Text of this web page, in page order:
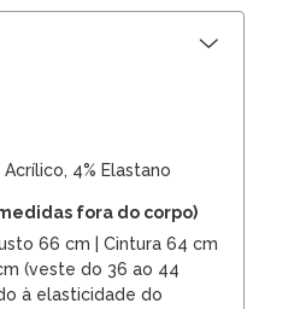
Acrílico, 4% Elastano
fora do corpo)
66 cm | Cintura 64 cm
(veste do 36 ao 44
à elasticidade do